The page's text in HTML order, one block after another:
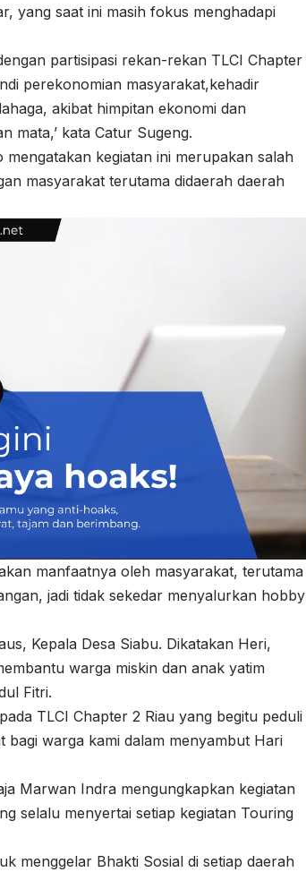
yang saat ini masih fokus menghadapi
partisipasi rekan-rekan TLCI Chapter
perekonomian masyarakat,kehadir
akibat himpitan ekonomi dan
mata,’ kata Catur Sugeng.
kegiatan ini merupakan salah
masyarakat terutama didaerah daerah
manfaatnya oleh masyarakat, terutama
jadi tidak sekedar menyalurkan hobby
Kepala Desa Siabu. Dikatakan Heri,
warga miskin dan anak yatim
Fitri.
TLCI Chapter 2 Riau yang begitu peduli
bagi warga kami dalam menyambut Hari
Marwan Indra mengungkapkan kegiatan
selalu menyertai setiap kegiatan Touring
menggelar Bhakti Sosial di setiap daerah